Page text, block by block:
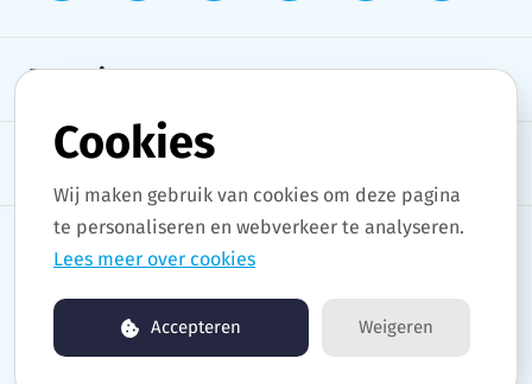
Persruimte
Onderwerpen
Copyright © 2026 Stad Gent. All rights reserved.
Persruimte by pr.co
Cookies
Wij maken gebruik van cookies om deze pagina
te personaliseren en webverkeer te analyseren.
Lees meer over cookies
Accepteren Weigeren